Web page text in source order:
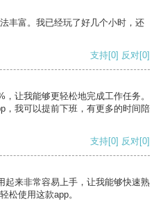
丰富。我已经玩了好几个小时，还
支持[0] 反对[0]
让我能够更轻松地完成工作任务。
，我可以提前下班，有更多的时间陪
支持[0] 反对[0]
起来非常容易上手，让我能够快速熟
松使用这款app。